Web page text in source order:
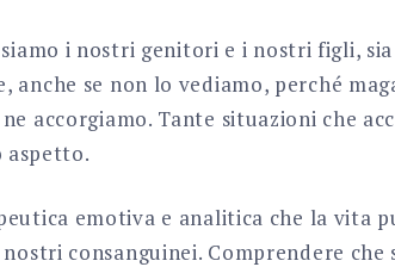
i nostri genitori e i nostri figli,
anche se non lo vediamo, perché
accorgiamo. Tante situazioni che
aspetto.
emotiva e analitica che la vita
consanguinei. Comprendere che